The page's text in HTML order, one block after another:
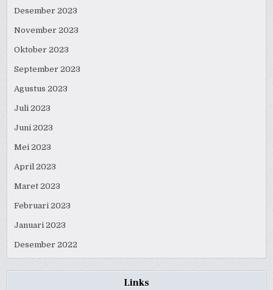
Desember 2023
November 2023
Oktober 2023
September 2023
Agustus 2023
Juli 2023
Juni 2023
Mei 2023
April 2023
Maret 2023
Februari 2023
Januari 2023
Desember 2022
Links